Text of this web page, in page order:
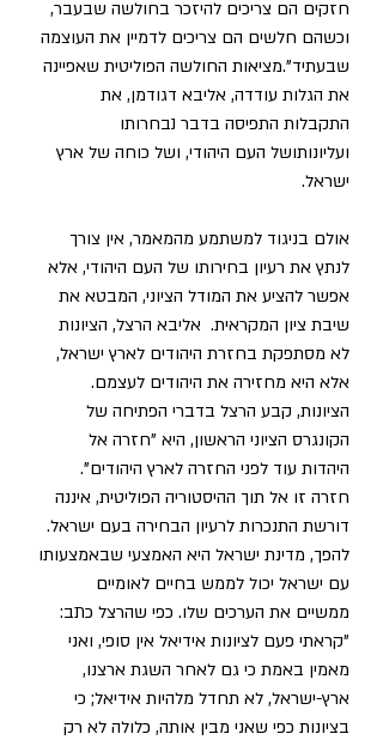
חזקים הם צריכים להיזכר בחולשה שבעבר,
וכשהם חלשים הם צריכים לדמיין את העוצמה
שבעתיד".מציאות החולשה הפוליטית שאפיינה
את הגלות עודדה, אליבא דגודמן, את
התקבלות התפיסה בדבר נבחרותו
ועליונותושל העם היהודי, ושל כוחה של ארץ
ישראל.
אולם בניגוד למשתמע מהמאמר, אין צורך
לנתץ את רעיון בחירותו של העם היהודי, אלא
אפשר להציע את המודל הציוני, המבטא את
שיבת ציון המקראית.  אליבא הרצל, הציונות
לא מסתפקת בחזרת היהודים לארץ ישראל,
אלא היא מחזירה את היהודים לעצמם.
הציונות, קבע הרצל בדברי הפתיחה של
הקונגרס הציוני הראשון, היא "חזרה אל
היהדות עוד לפני החזרה לארץ היהודים".
חזרה זו אל תוך ההיסטוריה הפוליטית, איננה
דורשת התנכרות לרעיון הבחירה בעם ישראל.
להפך, מדינת ישראל היא האמצעי שבאמצעותו
עם ישראל יכול לממש בחיים לאומיים
ממשיים את הערכים שלו. כפי שהרצל כתב:
"קראתי פעם לציונות אידיאל אין סופי, ואני
מאמין באמת כי גם לאחר השגת ארצנו,
ארץ-ישראל, לא תחדל מלהיות אידיאל; כי
בציונות כפי שאני מבין אותה, כלולה לא רק